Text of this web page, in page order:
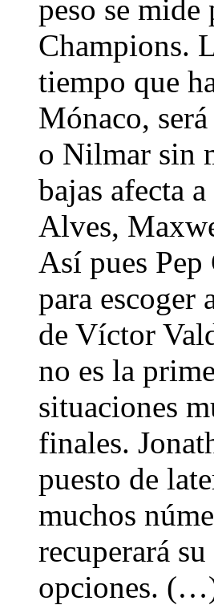
peso se
Champions.
tiempo que
Mónaco,
o Nilmar sin
bajas afecta
Alves,
Así pues
para escoger
de Víctor
no es la
situaciones
finales.
puesto de
muchos
recuperará
opciones.